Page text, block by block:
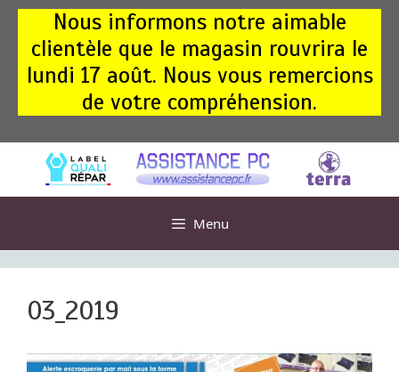
Aller
contenu
Nous informons notre aimable
clientèle que le magasin rouvrira le
lundi 17 août. Nous vous remercions
de votre compréhension.
Menu
03_2019